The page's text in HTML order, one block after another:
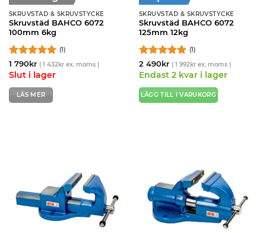
SKRUVSTÄD & SKRUVSTYCKE
Skruvstäd BAHCO 6072
100mm 6kg
Betygsatt5
av 5
(1)
1 790kr ( 1 432krex. moms )
Slut i lager
LÄS MER
SKRUVSTÄD & SKRUVSTYCKE
Skruvstäd BAHCO 6072
125mm 12kg
Betygsatt 5
av 5
(1)
2 490kr ( 1 992krex. moms )
Endast 2 kvar i lager
LÄGG TILL I VARUKORG